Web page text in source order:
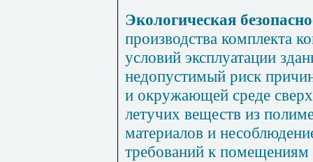
Экологическая
производства комплекта
условий эксплуатации
недопустимый риск
и окружающей среде
летучих веществ из
материалов и
требований к помещениям